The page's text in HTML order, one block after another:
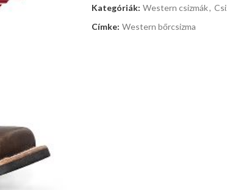
Kategóriák: Western csizmák,
Címke: Western bőrcsizma